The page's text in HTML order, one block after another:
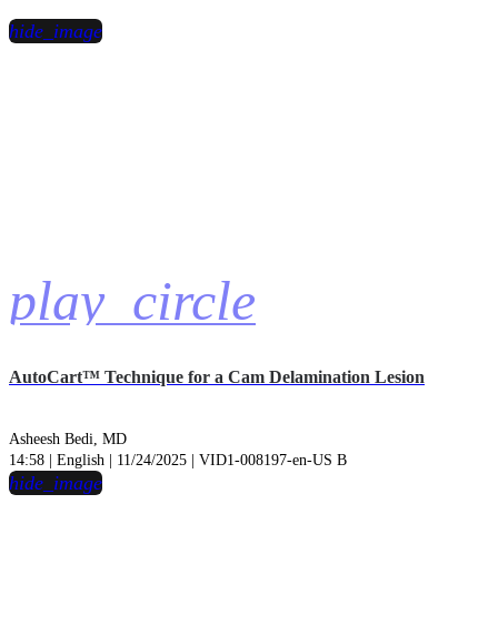
play_circle
hide_image
AutoCart™ Technique for a Cam Delamination Lesion
Asheesh Bedi, MD
14:58 | English | 11/24/2025 | VID1-008197-en-US B
hide_image